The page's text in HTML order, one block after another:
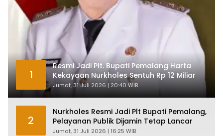
1
Resmi Jadi Plt. Bupati Pemalang Harta
Kekayaan Nurkholes Sentuh Rp 12 Miliar
Jumat, 31 Juli 2026 | 20:40 WIB
2
Nurkholes Resmi Jadi Plt Bupati Pemalang,
Pelayanan Publik Dijamin Tetap Lancar
Jumat, 31 Juli 2026 | 16:25 WIB